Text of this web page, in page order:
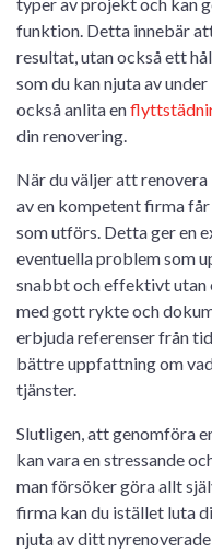
funktion. Detta innebär
resultat, utan också ett
som du kan njuta av
också anlita en
din renovering.
När du väljer att
av en kompetent firma
som utförs. Detta ger en
eventuella problem som
snabbt och effektivt utan
med gott rykte och
erbjuda referenser från
bättre uppfattning om
tjänster.
Slutligen, att genomföra
kan vara en stressande
man försöker göra allt
firma kan du istället luta
njuta av ditt